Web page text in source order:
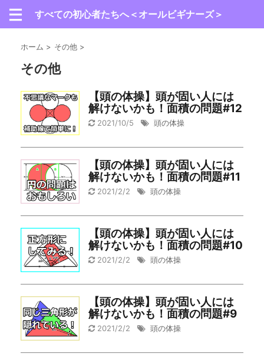
すべての初心者たちへ＜オールビギナーズ＞
ホーム > その他 >
その他
【頭の体操】頭が固い人には
解けないかも！面積の問題#12
2021/10/5 頭の体操
【頭の体操】頭が固い人には
解けないかも！面積の問題#11
2021/2/2 頭の体操
【頭の体操】頭が固い人には
解けないかも！面積の問題#10
2021/2/2 頭の体操
【頭の体操】頭が固い人には
解けないかも！面積の問題#9
2021/2/2 頭の体操